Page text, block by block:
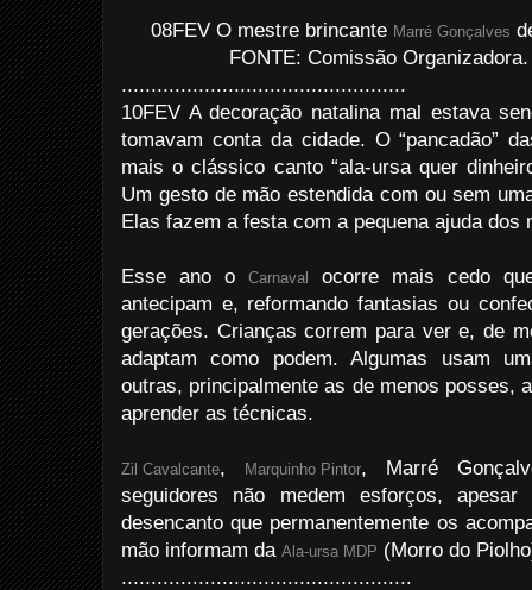
08FEV O mestre brincante Marré Gonçalves
FONTE: Comissão
................................................
10FEV A decoração natalina mal estava
tomavam conta da cidade. O “pancadão”
mais o clássico canto “ala-ursa quer
Um gesto de mão estendida com ou sem
Elas fazem a festa com a pequena ajuda dos
Esse ano o Carnaval
ocorre mais cedo
antecipam e, reformando fantasias ou
gerações. Crianças correm para ver e, de
adaptam como podem. Algumas usam
outras, principalmente as de menos posses,
aprender as técnicas.
Zil Cavalcante, Marquinho Pintor, Marré
seguidores não medem esforços,
desencanto que permanentemente os
mão informam da Ala-ursa MDP (Morro do
.................................................